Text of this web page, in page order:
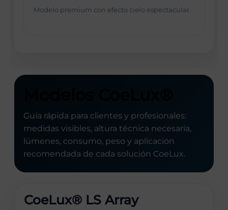
Modelo premium con efecto cielo espectacular.
Guía rápida para clientes y profesionales:
medidas visibles, altura técnica necesaria,
lúmenes, consumo, peso y aplicación
recomendada de cada solución CoeLux.
CoeLux® LS Array